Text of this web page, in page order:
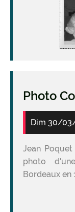
Photo
Dim 30/
Jean
photo
Bordeaux en